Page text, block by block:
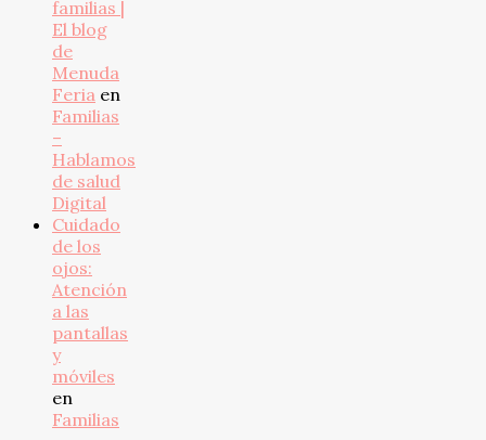
familias |
El blog
de
Menuda
Feria en
Familias
–
Hablamos
de salud
Digital
Cuidado
de los
ojos:
Atención
a las
pantallas
y
móviles
en
Familias